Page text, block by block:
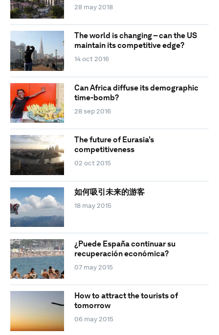
28 may 2018
The world is changing – can the US
maintain its competitive edge?
14 oct 2016
Can Africa diffuse its demographic
time-bomb?
28 sep 2016
The future of Eurasia’s
competitiveness
02 oct 2015
如何吸引未来的游客
18 may 2015
¿Puede España continuar su
recuperación económica?
07 may 2015
How to attract the tourists of
tomorrow
06 may 2015